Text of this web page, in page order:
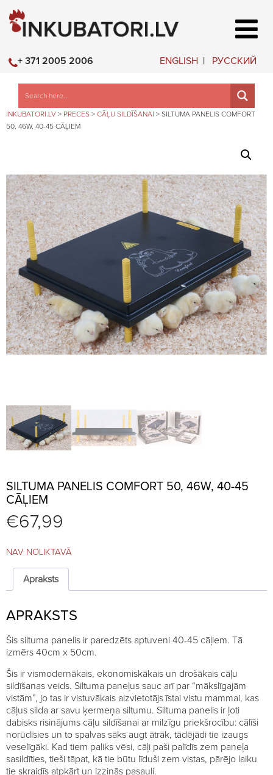
ENGLISH РУССКИЙ
+ 371 2005 2006
INKUBATORI.LV > PRECES > CĀĻU SILDĪŠANAI > SILTUMA PANELIS COMFORT
50, 46W, 40-45 CĀĻIEM
SILTUMA PANELIS COMFORT 50, 46W, 40-45
CĀĻIEM
€67,99
NAV NOLIKTAVĀ
Apraksts
APRAKSTS
Šis siltuma panelis ir paredzēts aptuveni 40-45 cāļiem. Tā
izmērs 40cm x 50cm.
Šis ir vismodernākais, ekonomiskākais un drošākais cāļu
sildīšanas veids. Siltuma paneļus sauc arī par “mākslīgajām
vistām”, jo tas ir vistuvākais aizvietotājs īstai vistu mammai, kas
cāļus silda ar savu ķermeņa siltumu. Siltuma panelis ir ļoti
dabisks risinājums cāļu sildīšanai ar milzīgu priekšrocību: cālīši
norūdīsies un to spalvas sāks augt ātrāk, tādējādi tie izaugs
veselīgāki. Kad tiem paliks vēsi, cāļi paši palīdīs zem paneļa
sasildīties, tieši tāpat, kā tie būtu līduši zem vistas, pārējo laiku
tie skraidīs atpkārt un izzinās pasauli.